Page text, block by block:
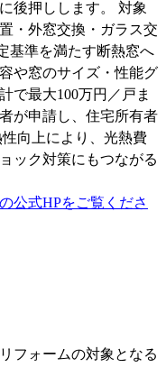
後押しします。 対象
・外窓交換・ガラス交
基準を満たす断熱窓へ
や窓のサイズ・性能グ
で最大100万円／戸ま
が申請し、住宅所有者
向上により、光熱費
ック対策にもつながる
公式HPをご覧くださ
フォームの対象となる